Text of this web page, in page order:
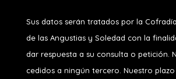
Sus datos serán tratados por la
de las Angustias y Soledad con la
dar respuesta a su consulta o petición.
cedidos a ningún tercero. Nuestro